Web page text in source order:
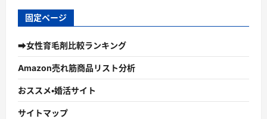
固定ページ
➡女性育毛剤比較ランキング
Amazon売れ筋商品リスト分析
おススメ・婚活サイト
サイトマップ